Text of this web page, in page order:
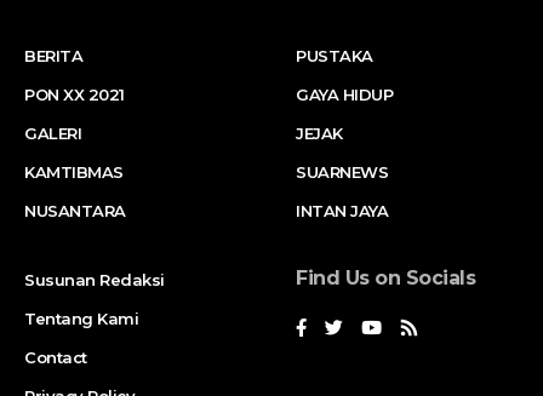
BERITA
PON XX 2021
GALERI
KAMTIBMAS
NUSANTARA
PUSTAKA
GAYA HIDUP
JEJAK
SUARNEWS
INTAN JAYA
Susunan Redaksi
Tentang Kami
Contact
Find Us on Socials